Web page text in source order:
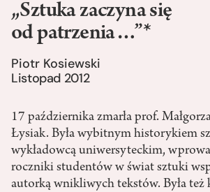
„Sztuka zaczyna się
od patrzenia…”*
Piotr Kosiewski
Listopad 2012
17 października zmarła prof.
Łysiak. Była wybitnym historykiem
wykładowcą uniwersyteckim,
roczniki studentów w świat sztuki
autorką wnikliwych tekstów. Była też